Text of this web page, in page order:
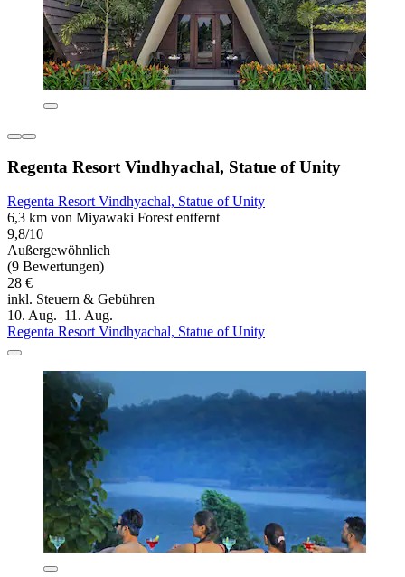
Regenta Resort Vindhyachal, Statue of Unity
Regenta Resort Vindhyachal, Statue of Unity
6,3 km von Miyawaki Forest entfernt
9,8/10
Außergewöhnlich
(9 Bewertungen)
28 €
inkl. Steuern & Gebühren
10. Aug.–11. Aug.
Regenta Resort Vindhyachal, Statue of Unity